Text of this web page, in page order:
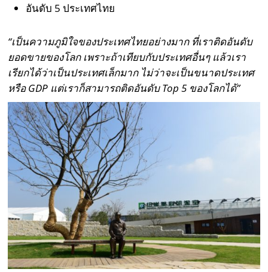
อันดับ 5 ประเทศไทย
“เป็นความภูมิใจของประเทศไทยอย่างมาก ที่เราติดอันดับ
ยอดขายของโลก เพราะถ้าเทียบกับประเทศอื่นๆ แล้วเรา
เรียกได้ว่าเป็นประเทศเล็กมาก ไม่ว่าจะเป็นขนาดประเทศ
หรือGDP แต่เราก็สามารถติดอันดับTop5 ของโลกได้”